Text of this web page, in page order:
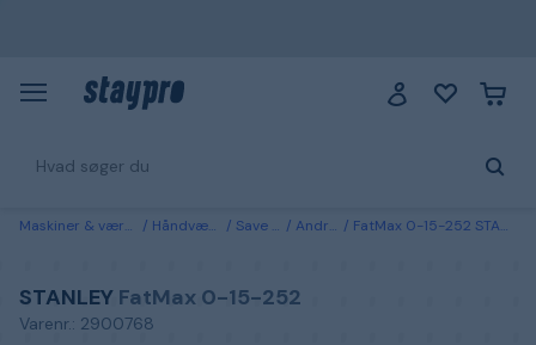
Maskiner & værktøj Håndværktøj Save & file Andre save FatMax 0-15-252 STANLEY Japansav vendbar
STANLEY FatMax 0-15-252
Varenr.: 2900768